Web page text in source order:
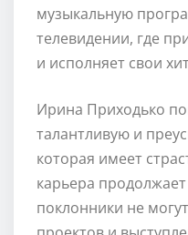
музыкальную
телевидении, где
и исполняет свои
Ирина Приходько
талантливую и
которая имеет
карьера
поклонники не